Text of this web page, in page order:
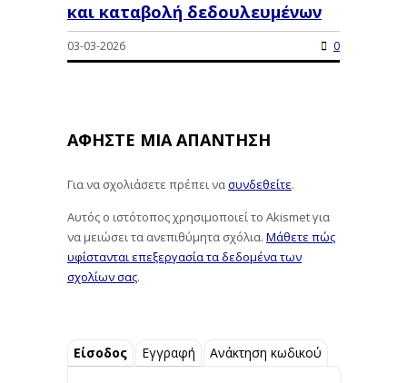
και καταβολή δεδουλευμένων
03-03-2026 0
ΑΦΉΣΤΕ ΜΙΑ ΑΠΆΝΤΗΣΗ
Για να σχολιάσετε πρέπει νασυνδεθείτε.
Αυτός ο ιστότοπος χρησιμοποιεί το Akismet για
να μειώσει τα ανεπιθύμητα σχόλια. Μάθετε πώς
υφίστανται επεξεργασία τα δεδομένα των
σχολίων σας.
Είσοδος Εγγραφή Ανάκτηση κωδικού